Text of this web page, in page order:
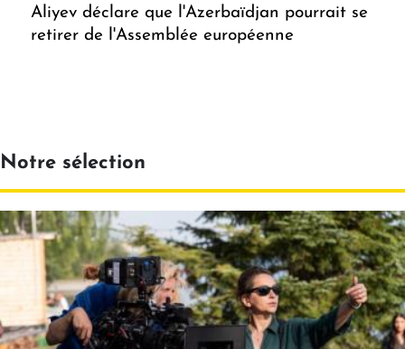
Aliyev déclare que l'Azerbaïdjan pourrait se
retirer de l'Assemblée européenne
Notre sélection